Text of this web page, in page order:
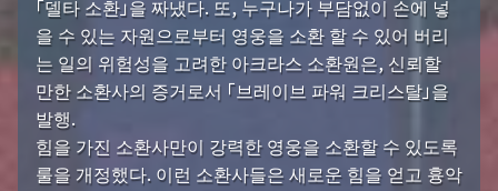
「델타 소환」을 짜냈다. 또, 누구나가 부담없이 손에 넣
을 수 있는 자원으로부터 영웅을 소환 할 수 있어 버리
는 일의 위험성을 고려한 아크라스 소환원은, 신뢰할
만한 소환사의 증거로서 「브레이브 파워 크리스탈」을
발행.
힘을 가진 소환사만이 강력한 영웅을 소환할 수 있도록
룰을 개정했다. 이런 소환사들은 새로운 힘을 얻고 흉악